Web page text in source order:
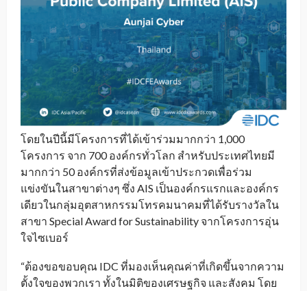
โดยในปีนี้มีโครงการที่ได้เข้าร่วมมากกว่า 1,000
โครงการ จาก 700 องค์กรทั่วโลก สำหรับประเทศไทยมี
มากกว่า 50 องค์กรที่ส่งข้อมูลเข้าประกวดเพื่อร่วม
แข่งขันในสาขาต่างๆ ซึ่ง AIS เป็นองค์กรแรกและองค์กร
เดียวในกลุ่มอุตสาหกรรมโทรคมนาคมที่ได้รับรางวัลใน
สาขา Special Award for Sustainability จากโครงการอุ่น
ใจไซเบอร์
“ต้องขอขอบคุณ IDC ที่มองเห็นคุณค่าที่เกิดขึ้นจากความ
ตั้งใจของพวกเรา ทั้งในมิติของเศรษฐกิจ และสังคม โดย